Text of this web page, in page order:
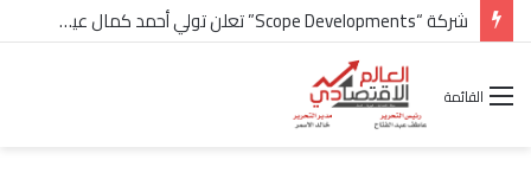
شركة “Scope Developments” تعلن تولي أحمد كمال عيسى منصب الرئيس التنفيذي للقطاع التجاري
القائمة